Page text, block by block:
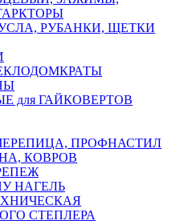
РУБАНКИ, ЩЕТКИ
для ГАЙКОВЕРТОВ
ПРОФНАСТИЛ
КОВРОВ
НАГЕЛЬ
СТЕПЛЕРА